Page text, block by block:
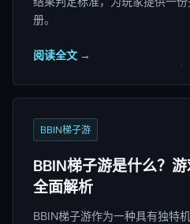
册。
阅读全文 →
BBIN梯子游
BBIN梯子游是什么？
全面解析
BBIN梯子游作为一种具有独特